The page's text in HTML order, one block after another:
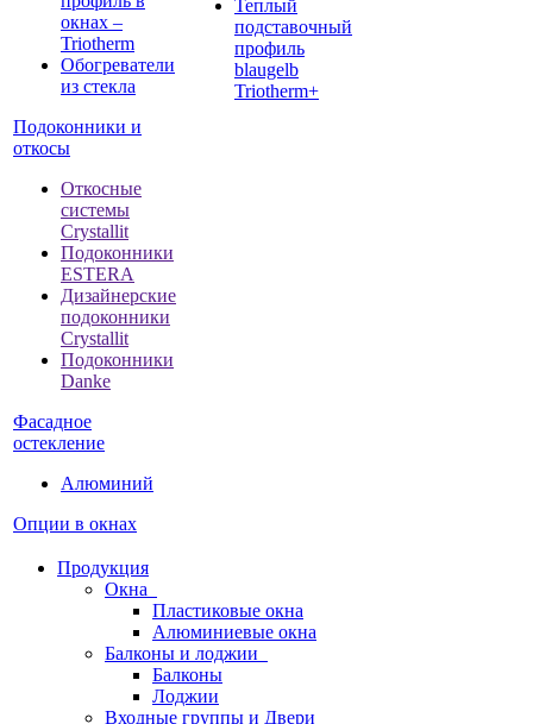
окнах –
Triotherm
Обогреватели
из стекла
Подоконники и
откосы
Откосные
системы
Crystallit
Подоконники
ESTERA
Дизайнерские
подоконники
Crystallit
Подоконники
Danke
Фасадное
остекление
Алюминий
Опции в окнах
Теплый
подставочный
профиль
blaugelb
Triotherm+
Продукция
Окна
Пластиковые окна
Алюминиевые окна
Балконы и лоджии
Балконы
Лоджии
Входные группы и Двери